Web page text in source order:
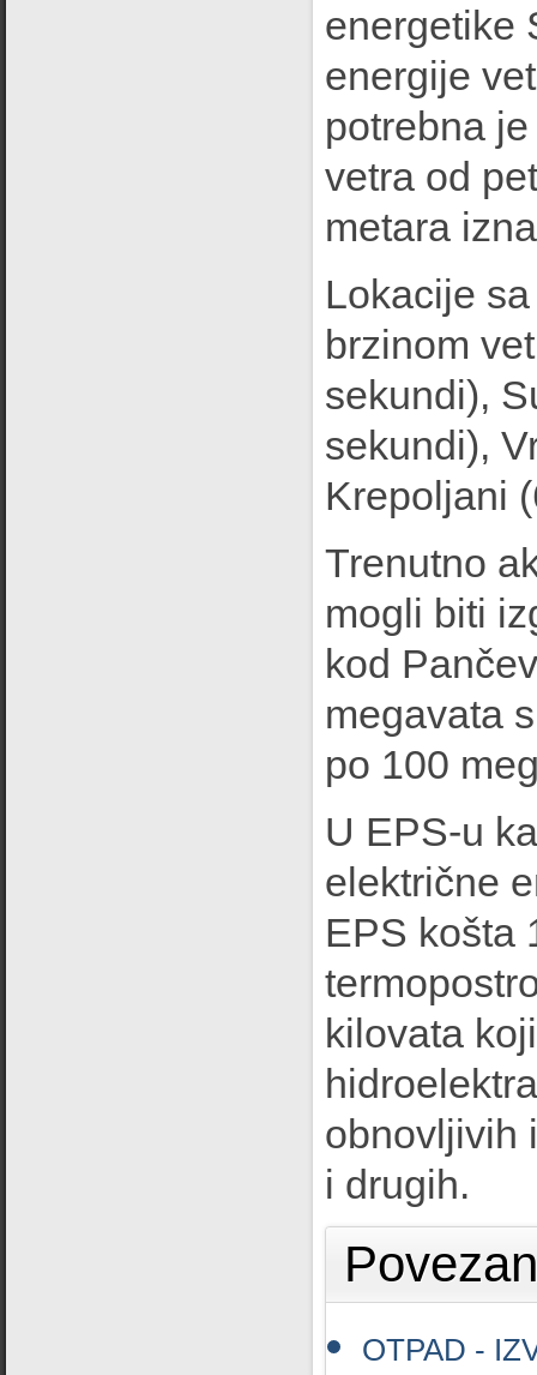
energetike
energije
potrebna
vetra od
metara
Lokacije
brzinom
sekundi),
sekundi),
Krepoljani
Trenutno
mogli biti
kod
megavata
po 100
U EPS-u
električne
EPS košta
kilovata
obnovljivih
i drugih.
OTPAD -